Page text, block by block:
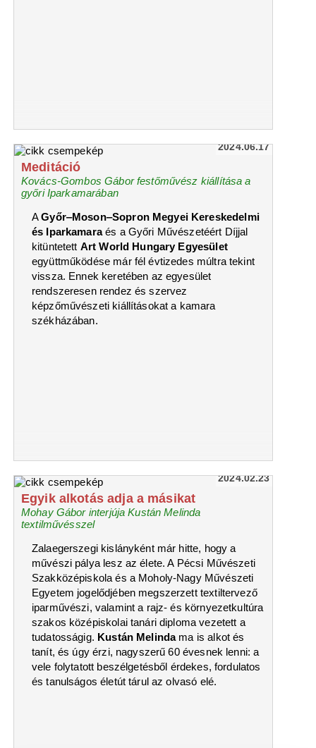
2024.06.17
Meditáció
Kovács-Gombos Gábor festőművész kiállítása a
győri Iparkamarában
AGyőr‒Moson‒Sopron Megyei Kereskedelmi
és Iparkamaraés a Győri Művészetéért Díjjal
kitüntetett Art World Hungary Egyesület
együttműködése már fél évtizedes múltra tekint
vissza. Ennek keretében az egyesület
rendszeresen rendez és szervez
képzőművészeti kiállításokat a kamara
székházában.
2024.02.23
Egyik alkotás adja a másikat
Mohay Gábor interjúja Kustán Melinda
textilművésszel
Zalaegerszegi kislányként már hitte, hogy a
művészi pálya lesz az élete. A Pécsi Művészeti
Szakközépiskola és a Moholy-Nagy Művészeti
Egyetem jogelődjében megszerzett textiltervező
iparművészi, valamint a rajz- és környezetkultúra
szakos középiskolai tanári diploma vezetett a
tudatosságig. Kustán Melindama is alkot és
tanít, és úgy érzi, nagyszerű 60 évesnek lenni: a
vele folytatott beszélgetésből érdekes, fordulatos
és tanulságos életút tárul az olvasó elé.